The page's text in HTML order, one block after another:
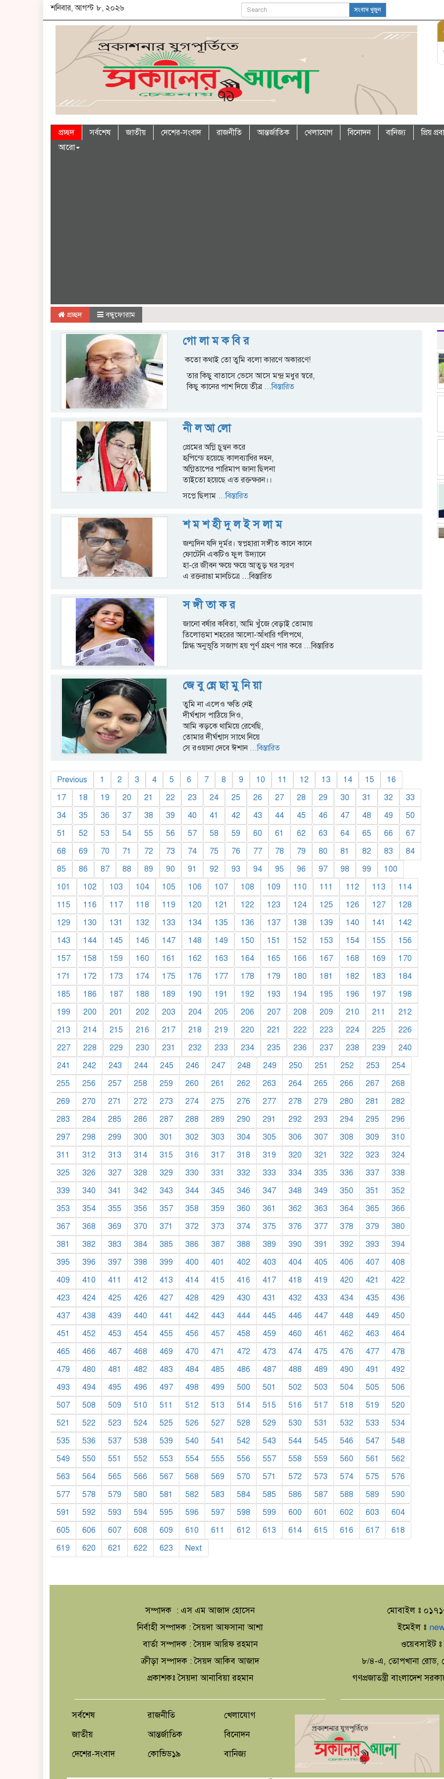
শনিবার, আগস্ট ৮, ২০২৬ সংবাদ খুজুন
প্রচ্ছদ সর্বশেষ জাতীয় দেশের-সংবাদ রাজনীতি আন্তর্জাতিক খেলাযোগ বিনোদন বানিজ্য প্রিয়
আরো
প্রচ্ছদ বন্ধুফোরাম
গো লা ম ক বি র
কতো কথাই তো তুমি বলো কারণে অকারণে!
তার কিছু বাতাসে ভেসে আসে মন্দ্র মধুর স্বরে,
কিছু কানের পাশ দিয়ে তীব্র...বিস্তারিত
নী ল আ লো
প্রেমের অগ্নি চুন্বন করে
হৃপিন্ডে হয়েছে কালব্যাধির দহন,
অগ্নিতাপের পারিমাপ জানা ছিলনা
তাইতো হয়েছে এত রক্তক্ষরন।।
সপ্নে ছিলাম...বিস্তারিত
শ ম শ হী দু ল ই স লা ম
জন্মদিন যদি দুর্মর। স্বপ্নহারা সঙ্গীত কানে কানে
ফোটেনি একটিও ফুল উদ্যানে
হা-রে জীবন ক্ষয়ে ক্ষয়ে আতুড় ঘর স্মরণ
এ রক্তরাঙা মানচিত্রে...বিস্তারিত
স ঙ্গী তা ক র
জানো বর্ষার কবিতা, আমি খুঁজে বেড়াই তোমায়
তিলোত্তমা শহরের আলো-আঁধারি গলিপথে,
স্নিগ্ধ অনুভূতি সজাগ হয় পূর্ণ গ্রহণ পার করে...বিস্তারিত
জে বু ন্নে ছা মু নি য়া
তুমি না এলেও ক্ষতি নেই
দীর্ঘশ্বাস পাঠিয়ে দিও,
আমি ঝড়কে থামিয়ে রেখেছি,
তোমার দীর্ঘশ্বাস সাথে নিয়ে
সে রওয়ানা দেবে ঈশান...বিস্তারিত
Previous 1 2 3 4 5 6 7 8 9 10 11 12 13 14 15
16
17
18 19 20 21 22 23 24 25 26 27 28 29 30 31 32
33
34
35 36 37 38 39 40 41 42 43 44 45 46 47 48 49
50
51
52 53 54 55 56 57 58 59 60 61 62 63 64 65 66
67
68
69 70 71 72 73 74 75 76 77 78 79 80 81 82 83
84
85
86 87 88 89 90 91 92 93 94 95 96 97 98 99
100
101
102 103 104 105 106 107 108 109 110 111 112 113
114
115
116 117 118 119 120 121 122 123 124 125 126 127
128
129
130 131 132 133 134 135 136 137 138 139 140 141
142
143
144 145 146 147 148 149 150 151 152 153 154 155
156
157
158 159 160 161 162 163 164 165 166 167 168 169
170
171
172 173 174 175 176 177 178 179 180 181 182 183
184
185
186 187 188 189 190 191 192 193 194 195 196 197
198
199
200 201 202 203 204 205 206 207 208 209 210 211
212
213
214 215 216 217 218 219 220 221 222 223 224 225
226
227
228 229 230 231 232 233 234 235 236 237 238 239
240
241
242 243 244 245 246 247 248 249 250 251 252 253
254
255
256 257 258 259 260 261 262 263 264 265 266 267
268
269
270 271 272 273 274 275 276 277 278 279 280 281
282
283
284 285 286 287 288 289 290 291 292 293 294 295
296
297
298 299 300 301 302 303 304 305 306 307 308 309
310
311
312 313 314 315 316 317 318 319 320 321 322 323
324
325
326 327 328 329 330 331 332 333 334 335 336 337
338
339
340 341 342 343 344 345 346 347 348 349 350 351
352
353
354 355 356 357 358 359 360 361 362 363 364 365
366
367
368 369 370 371 372 373 374 375 376 377 378 379
380
381
382 383 384 385 386 387 388 389 390 391 392 393
394
395
396 397 398 399 400 401 402 403 404 405 406 407
408
409
410 411 412 413 414 415 416 417 418 419 420 421
422
423
424 425 426 427 428 429 430 431 432 433 434 435
436
437
438 439 440 441 442 443 444 445 446 447 448 449
450
451
452 453 454 455 456 457 458 459 460 461 462 463
464
465
466 467 468 469 470 471 472 473 474 475 476 477
478
479
480 481 482 483 484 485 486 487 488 489 490 491
492
493
494 495 496 497 498 499 500 501 502 503 504 505
506
507
508 509 510 511 512 513 514 515 516 517 518 519
520
521
522 523 524 525 526 527 528 529 530 531 532 533
534
535
536 537 538 539 540 541 542 543 544 545 546 547
548
549
550 551 552 553 554 555 556 557 558 559 560 561
562
563
564 565 566 567 568 569 570 571 572 573 574 575
576
577
578 579 580 581 582 583 584 585 586 587 588 589
590
591
592 593 594 595 596 597 598 599 600 601 602 603
604
605
606 607 608 609 610 611 612 613 614 615 616 617
618
619
620 621 622 623 Next
সম্পাদক : এস এম আজাদ হোসেন
নির্বাহী সম্পাদক : সৈয়দা আফসানা আশা
বার্তা সম্পাদক : সৈয়দ আরিফ রহমান
ক্রীড়া সম্পাদক : সৈয়দ আকিব আজাদ
প্রকাশকঃ সৈয়দা আনাবিয়া রহমান
মোবাইল ঃ
ইমেইল ঃ
ওয়েবসাইট ঃ
৮/৪-এ, তোপখানা রোড,
গণপ্রজাতন্ত্রী বাংলাদেশ
সর্বশেষ
জাতীয়
দেশের-সংবাদ
রাজনীতি
আন্তর্জাতিক
কোভিড১৯
খেলাযোগ
বিনোদন
বানিজ্য